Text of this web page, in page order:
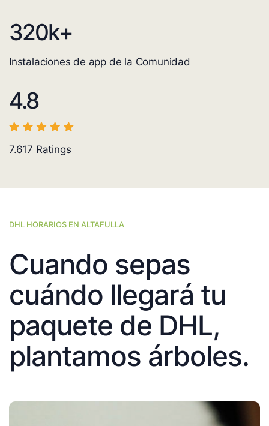
320k+
Instalaciones de app de la Comunidad
4.8
7.617 Ratings
DHL HORARIOS EN ALTAFULLA
Cuando sepas
cuándo llegará tu
paquete de DHL,
plantamos árboles.